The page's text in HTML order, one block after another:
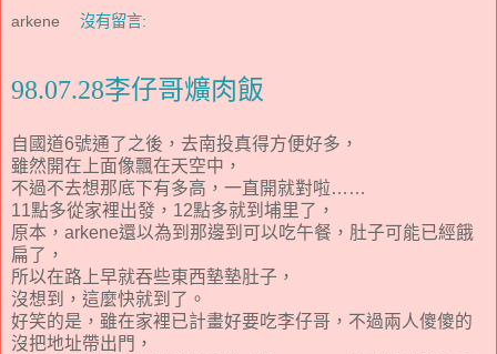
arkene 沒有留言:
98.07.28李仔哥爌肉飯
自國道6號通了之後，去南投真得方便好多，
雖然開在上面像飄在天空中，
不過不去想那底下有多高，一直開就對啦……
11點多從家裡出發，12點多就到埔里了，
原本，arkene還以為到那邊到可以吃午餐，肚子可能已經餓
扁了，
所以在路上早就吞些東西墊墊肚子，
沒想到，這麼快就到了。
好笑的是，雖在家裡已計畫好要吃李仔哥，不過兩人傻傻的
沒把地址帶出門，